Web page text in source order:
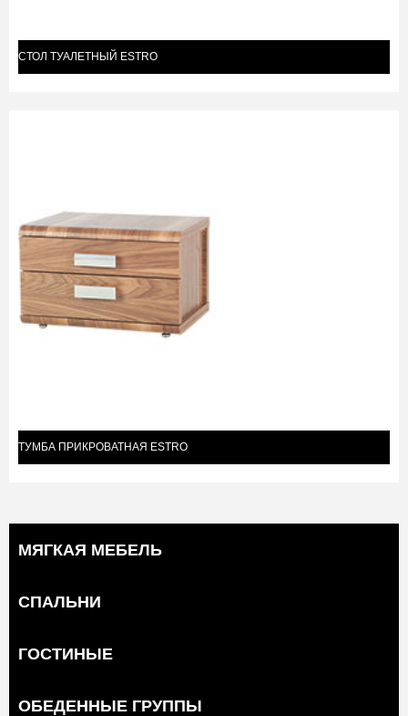
СТОЛ ТУАЛЕТНЫЙ ESTRO
ТУМБА ПРИКРОВАТНАЯ ESTRO
МЯГКАЯ МЕБЕЛЬ
СПАЛЬНИ
ГОСТИНЫЕ
ОБЕДЕННЫЕ ГРУППЫ